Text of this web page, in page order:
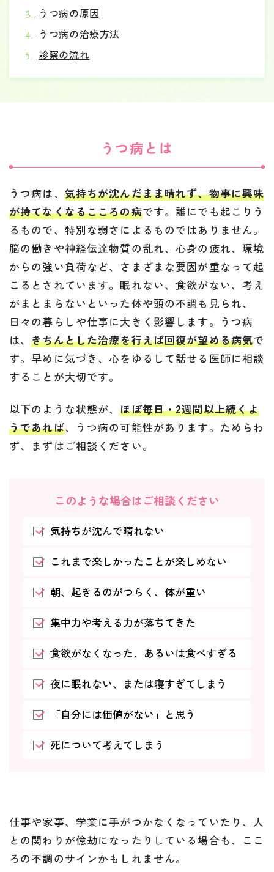
うつ病の原因
うつ病の治療方法
診察の流れ
うつ病とは
うつ病は、 気持ちが沈んだまま晴れず、物事に興味
が持てなくなるこころの病です。誰にでも起こりう
るもので、特別な弱さによるものではありません。
脳の働きや神経伝達物質の乱れ、心身の疲れ、環境
からの強い負荷など、さまざまな要因が重なって起
こるとされています。眠れない、食欲がない、考え
がまとまらないといった体や頭の不調も見られ、
日々の暮らしや仕事に大きく影響します。うつ病
は、きちんとした治療を行えば回復が望める病気で
す。早めに気づき、心をゆるして話せる医師に相談
することが大切です。
以下のような状態が、ほぼ毎日・2週間以上続くよ
うであれば、うつ病の可能性があります。ためらわ
ず、まずはご相談ください。
このような場合はご相談ください
気持ちが沈んで晴れない
これまで楽しかったことが楽しめない
朝、起きるのがつらく、体が重い
集中力や考える力が落ちてきた
食欲がなくなった、あるいは食べすぎる
夜に眠れない、または寝すぎてしまう
「自分には価値がない」と思う
死について考えてしまう
仕事や家事、学業に手がつかなくなっていたり、人
との関わりが億劫になったりしている場合も、ここ
ろの不調のサインかもしれません。